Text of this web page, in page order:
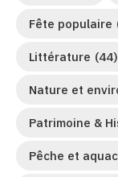
Fête populaire
Littérature (44)
Nature et
Patrimoine &
Pêche et